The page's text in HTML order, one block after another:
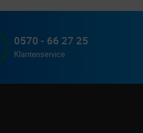
0570 - 66 27 25
Klantenservice